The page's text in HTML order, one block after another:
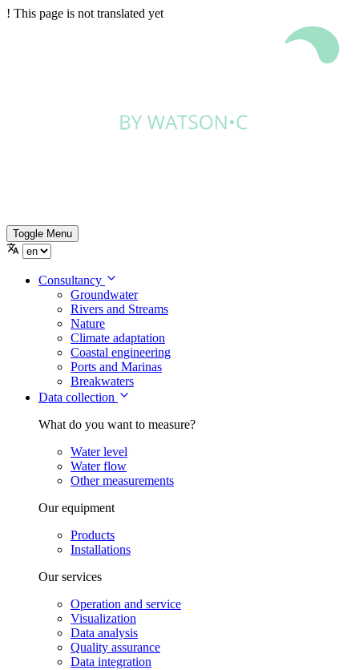
! This page is not translated yet
Toggle Menu
Consultancy
Groundwater
Rivers and Streams
Nature
Climate adaptation
Coastal engineering
Ports and Marinas
Breakwaters
Data collection
What do you want to measure?
Water level
Water flow
Other measurements
Our equipment
Products
Installations
Our services
Operation and service
Visualization
Data analysis
Quality assurance
Data integration